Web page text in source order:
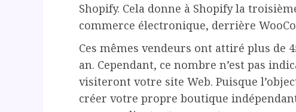
Shopify. Cela donne à Shopify la
commerce électronique, derrière
Ces mêmes vendeurs ont attiré plus de
an. Cependant, ce nombre n’est pas
visiteront votre site Web. Puisque
créer votre propre boutique